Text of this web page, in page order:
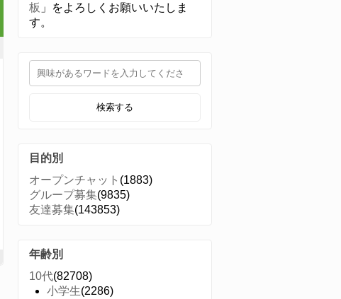
板 」をよろしくお願いいたしま
す。
検索する
目的別
オープンチャット (1883)
グループ募集(9835)
友達募集(143853)
年齢別
10代(82708)
小学生(2286)